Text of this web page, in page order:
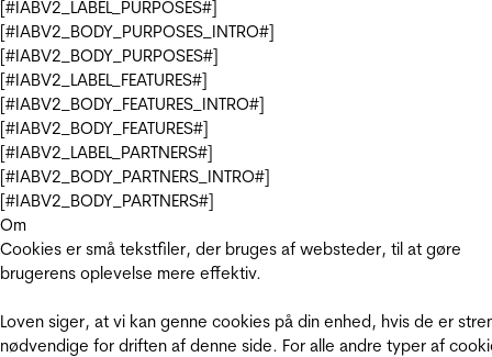
[#IABV2_LABEL_PURPOSES#]
[#IABV2_BODY_PURPOSES_INTRO#]
[#IABV2_BODY_PURPOSES#]
[#IABV2_LABEL_FEATURES#]
[#IABV2_BODY_FEATURES_INTRO#]
[#IABV2_BODY_FEATURES#]
[#IABV2_LABEL_PARTNERS#]
[#IABV2_BODY_PARTNERS_INTRO#]
[#IABV2_BODY_PARTNERS#]
Om
Cookies er små tekstfiler, der bruges af websteder, til at gøre
brugerens oplevelse mere effektiv.
Loven siger, at vi kan genne cookies på din enhed, hvis de er
nødvendige for driften af denne side. For alle andre typer af